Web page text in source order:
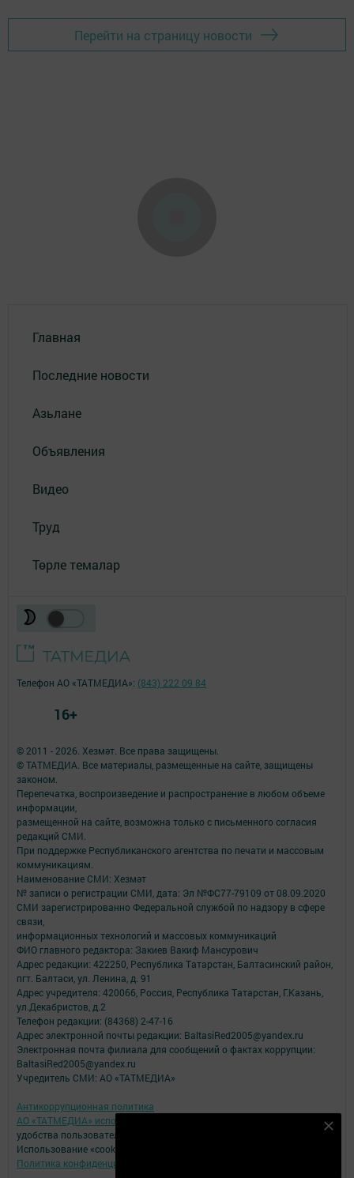
Перейти на страницу новости
Главная
Последние новости
Азьлане
Объявления
Видео
Труд
Төрле темалар
© 2011 - 2026. Хезмәт. Все права защищены.
© ТАТМЕДИА. Все материалы, размещенные на сайте, защищены
законом.
Перепечатка, воспроизведение и распространение в любом объеме
информации,
размещенной на сайте, возможна только с письменного согласия
редакций СМИ.
При поддержке Республиканского агентства по печати и массовым
коммуникациям.
Наименование СМИ: Хезмәт
№ записи о регистрации СМИ, дата: Эл №ФС77-79109 от 08.09.2020
СМИ зарегистрированно Федеральной службой по надзору в сфере
связи,
информационных технологий и массовых коммуникаций
ФИО главного редактора: Закиев Вакиф Мансурович
Адрес редакции: 422250, Республика Татарстан, Балтасинский район,
пгт. Балтаси, ул. Ленина, д. 91
Адрес учредителя: 420066, Россия, Республика Татарстан, Г.Казань,
ул.Декабристов, д.2
Телефон редакции: (84368) 2-47-16
Адрес электронной почты редакции: BaltasiRed2005@yandex.ru
Электронная почта филиала для сообщений о фактах коррупции:
BaltasiRed2005@yandex.ru
Учредитель СМИ: АО «ТАТМЕДИА»
Антикоррупционная политика
АО «ТАТМЕДИА» использует «cookie»
для персонализации сервисов и
удобства пользователей сайтом.
Использование «cookie» можно отменить в настройках браузера.
Политика конфиденциальности
Телефон АО «ТАТМЕДИА»: (843) 222 09 84
16+